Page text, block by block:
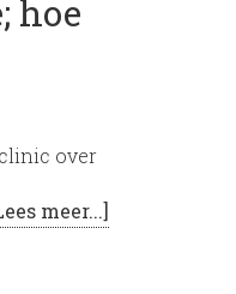
hoe
over
meer...]